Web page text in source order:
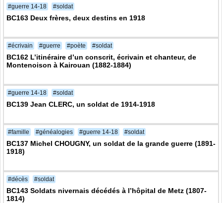
#guerre 14-18 #soldat
BC163 Deux frères, deux destins en 1918
#écrivain #guerre #poète #soldat
BC162 L’itinéraire d’un conscrit, écrivain et chanteur, de
Montenoison à Kairouan (1882-1884)
#guerre 14-18 #soldat
BC139 Jean CLERC, un soldat de 1914-1918
#famille #généalogies #guerre 14-18 #soldat
BC137 Michel CHOUGNY, un soldat de la grande guerre (1891-
1918)
#décès #soldat
BC143 Soldats nivernais décédés à l’hôpital de Metz (1807-
1814)